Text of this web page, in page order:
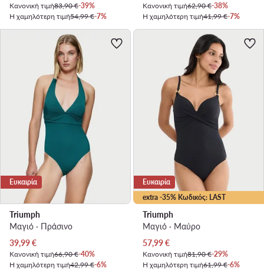
Κανονική τιμή83,90 €-39%
Η χαμηλότερη τιμή54,99 €-7%
Κανονική τιμή62,90 €-38%
Η χαμηλότερη τιμή41,99 €-7%
Ευκαιρία
Triumph
Μαγιό · Πράσινο
Τρέχουσα τιμή
39,99€
Κανονική τιμή66,90 €-40%
Η χαμηλότερη τιμή42,99 €-6%
extra -35% Κωδικός: LAST
Ευκαιρία
Triumph
Μαγιό · Μαύρο
Τρέχουσα τιμή
57,99€
Κανονική τιμή81,90 €-29%
Η χαμηλότερη τιμή61,99 €-6%